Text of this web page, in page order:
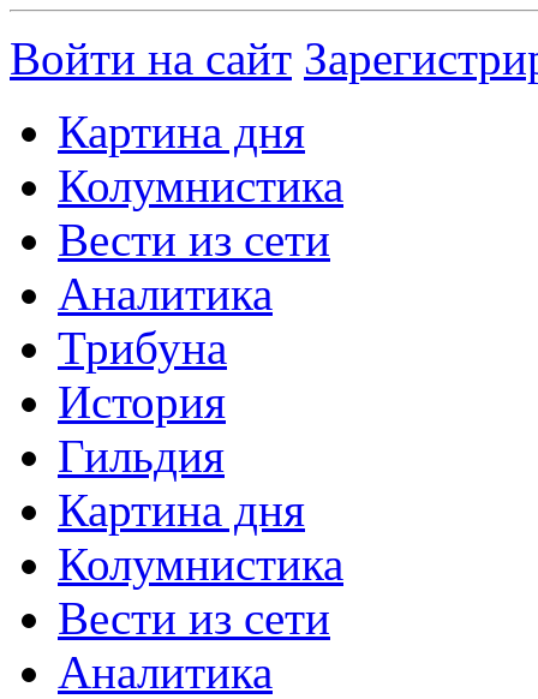
Войти на сайт
Картина дня
Колумнистика
Вести из сети
Аналитика
Трибуна
История
Гильдия
Картина дня
Колумнистика
Вести из сети
Аналитика